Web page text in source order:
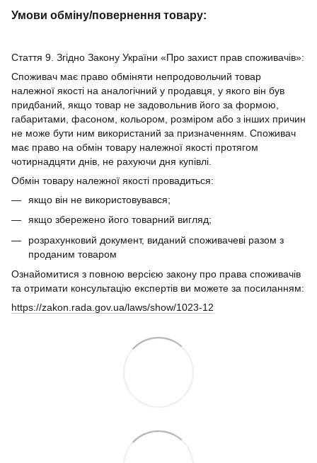
Умови обміну/повернення товару:
Стаття 9. Згідно Закону України «Про захист прав споживачів»:
Споживач має право обміняти непродовольчий товар
належної якості на аналогічний у продавця, у якого він був
придбаний, якщо товар не задовольнив його за формою,
габаритами, фасоном, кольором, розміром або з інших причин
не може бути ним використаний за призначенням. Споживач
має право на обмін товару належної якості протягом
чотирнадцяти днів, не рахуючи дня купівлі.
Обмін товару належної якості провадиться:
якщо він не використовувався;
якщо збережено його товарний вигляд;
розрахунковий документ, виданий споживачеві разом з
проданим товаром
Ознайомитися з повною версією закону про права споживачів
та отримати консультацію експертів ви можете за посиланням:
https://zakon.rada.gov.ua/laws/show/1023-12